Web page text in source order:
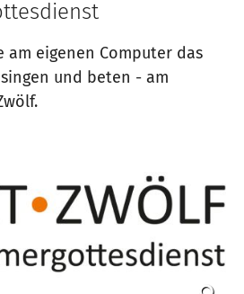
am eigenen Computer das
und beten - am